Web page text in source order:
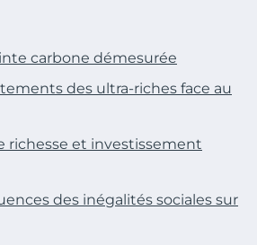
carbone démesurée
des ultra-riches face au
richesse et investissement
des inégalités sociales sur